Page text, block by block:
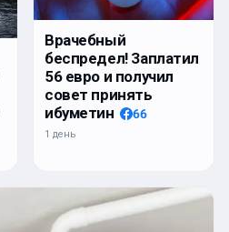
Врачебный
беспредел! Заплатил
56 евро и получил
совет принять
ибуметин
66
1 день